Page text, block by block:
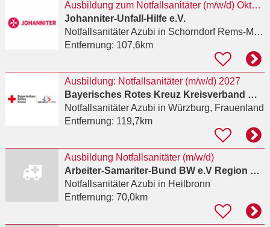
Ausbildung zum Notfallsanitäter (m/w/d) Oktober 2027
Johanniter-Unfall-Hilfe e.V.
Notfallsanitäter Azubi in Schorndorf Rems-Murr-Kreis
Entfernung: 107,6km
Ausbildung: Notfallsanitäter (m/w/d) 2027
Bayerisches Rotes Kreuz Kreisverband Würzburg
Notfallsanitäter Azubi in Würzburg, Frauenland
Entfernung: 119,7km
Ausbildung Notfallsanitäter (m/w/d)
Arbeiter-Samariter-Bund BW e.V Region Heilbronn-Franken
Notfallsanitäter Azubi in Heilbronn
Entfernung: 70,0km